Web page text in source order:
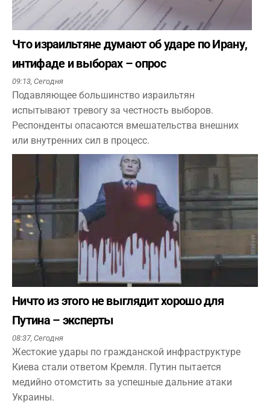
Что израильтяне думают об ударе по Ирану,
интифаде и выборах – опрос
09:13, Сегодня
Подавляющее большинство израильтян
испытывают тревогу за честность выборов.
Респонденты опасаются вмешательства внешних
или внутренних сил в процесс.
Ничто из этого не выглядит хорошо для
Путина – эксперты
08:37, Сегодня
Жестокие удары по гражданской инфраструктуре
Киева стали ответом Кремля. Путин пытается
медийно отомстить за успешные дальние атаки
Украины.